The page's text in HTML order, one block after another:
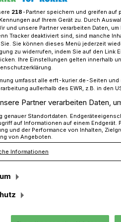
Ordnung:​ Tarife steigen zum 1.
Ordnung:
zum 1.
im Rhein-Kreis werden
um 18
acht Prozent für
steigen. Der
beschlossen.
218-Partner speichern und greifen auf
auf Ihrem Gerät zu. Durch
und unsere Partner verarbeiten Daten,
Tracker deaktiviert sind, sind manche
Sie können dieses Menü jederzeit
zu widerrufen, indem Sie auf den Link
Ihre Einstellungen gelten innerhalb
umfasst alle erft-kurier.de-Seiten
außerhalb des EWR, z.B. in den
Partner verarbeiten Daten,
genauer Standortdaten.
auf Informationen auf einem
und der Performance von Inhalten,
von Angeboten.
Informationen